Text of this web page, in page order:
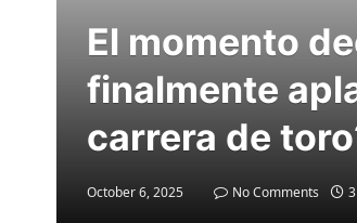
El momento
finalmente
carrera de
October 6, 2025 No Comments